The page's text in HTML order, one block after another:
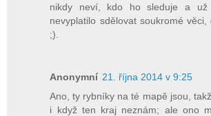
nikdy neví, kdo ho sleduje a
nevyplatilo sdělovat soukromé
;).
Anonymní 21. října 2014 v 9:25
Ano, ty rybníky na té mapě jsou,
i když ten kraj neznám; ale ono